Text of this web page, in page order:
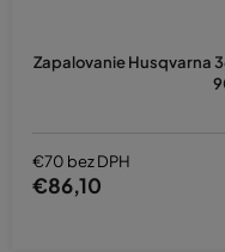
Zapalovanie Husqvarna
€70 bez DPH
€86,10